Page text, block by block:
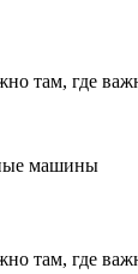
там, где
машины
там, где